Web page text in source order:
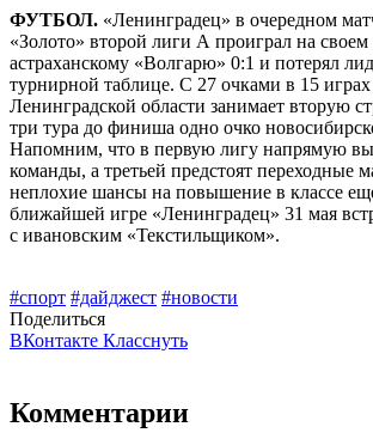
ФУТБОЛ. «Ленинградец» в очередном
«Золото» второй лиги А проиграл на своем
астраханскому «Волгарю» 0:1 и потерял
турнирной таблице. С 27 очками в 15
Ленинградской области занимает вторую
три тура до финиша одно очко
Напомним, что в первую лигу напрямую
команды, а третьей предстоят переходные
неплохие шансы на повышение в классе
ближайшей игре «Ленинградец» 31 мая
с ивановским «Текстильщиком».
#спорт #дайджест #новости
Поделиться
ВКонтакте Класснуть
Комментарии